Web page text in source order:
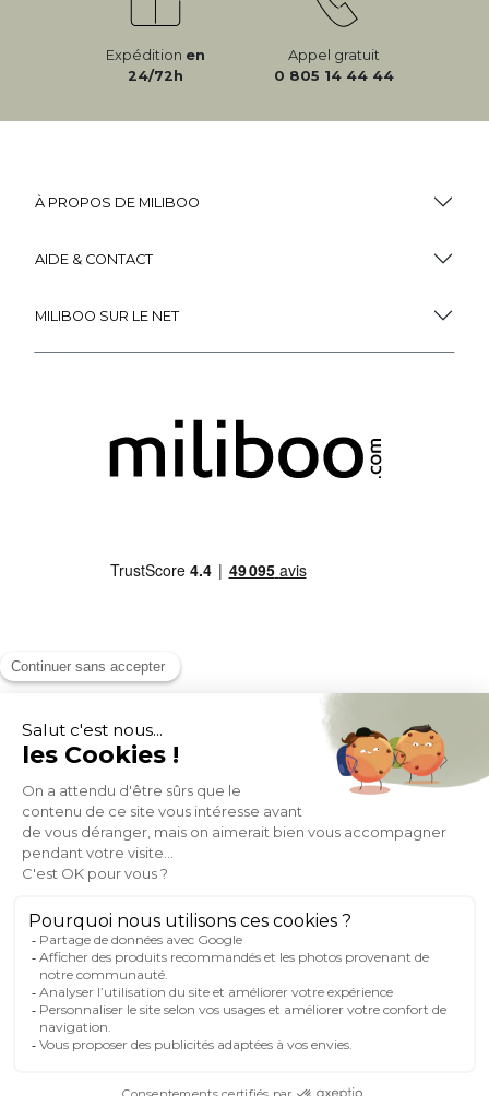
Expédition en
24/72h
Appel gratuit
0 805 14 44 44
À PROPOS DE MILIBOO
AIDE & CONTACT
MILIBOO SUR LE NET
MOYENS DE PAIEMENT
FRANCE
© 2007-2026 Miliboo